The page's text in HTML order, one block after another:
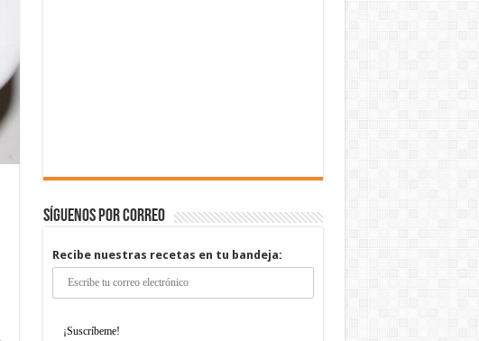
Síguenos por correo
Recibe nuestras recetas en tu bandeja: